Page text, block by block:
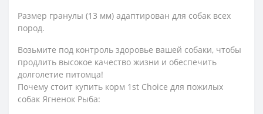
Размер гранулы (13 мм) адаптирован для собак всех
пород.
Возьмите под контроль здоровье вашей собаки, чтобы
продлить высокое качество жизни и обеспечить
долголетие питомца!
Почему стоит купить корм 1st Choice для пожилых
собак Ягненок Рыба: